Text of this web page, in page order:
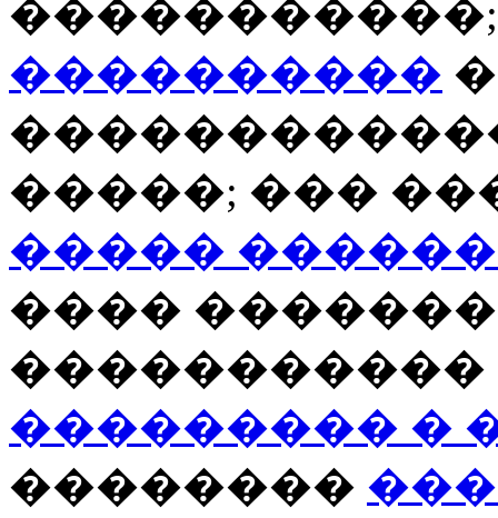
����������
�����; ���
�����
����
�����������
��������� �
��������